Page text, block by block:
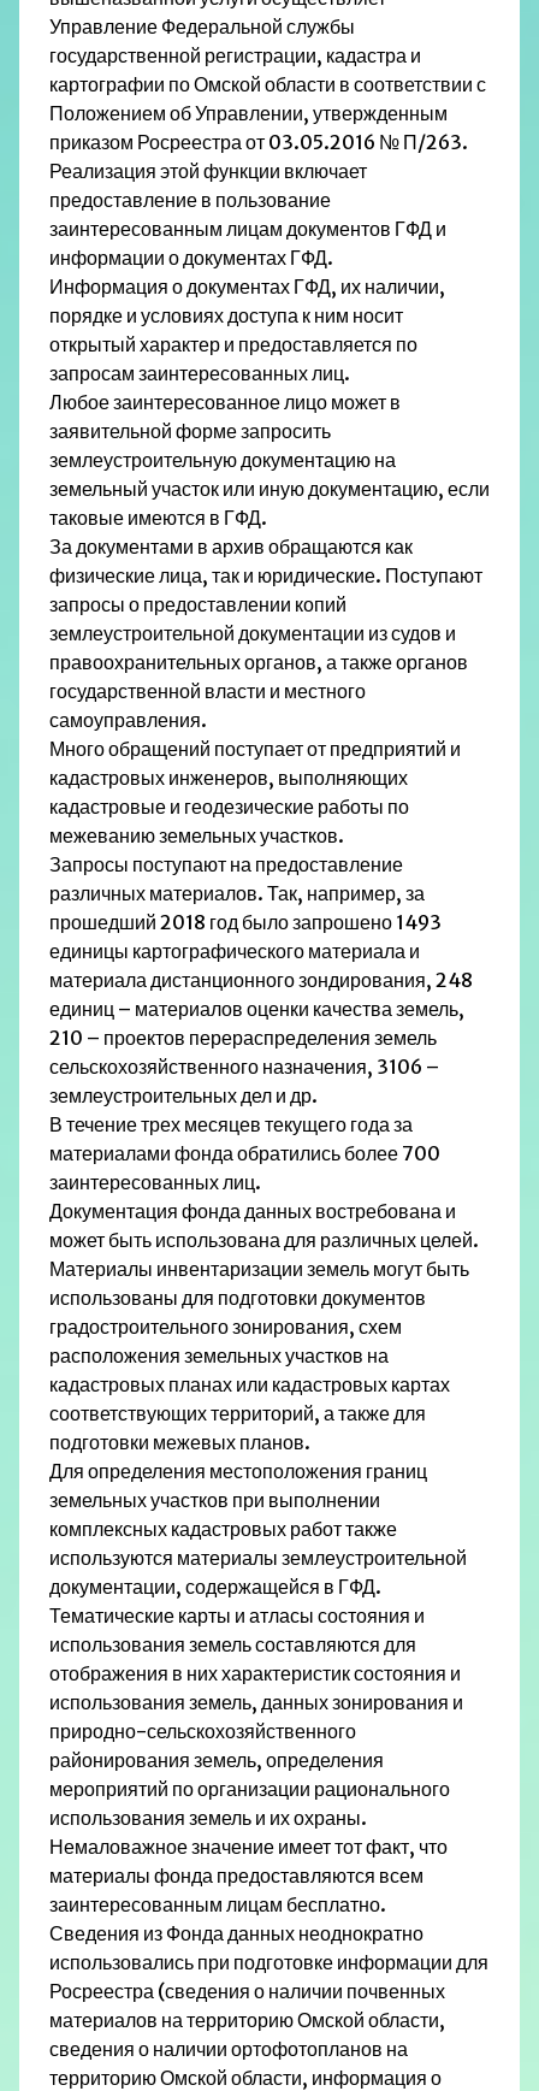
Управление Федеральной службы
государственной регистрации, кадастра и
картографии по Омской области в соответствии с
Положением об Управлении, утвержденным
приказом Росреестра от 03.05.2016 № П/263.
Реализация этой функции включает
предоставление в пользование
заинтересованным лицам документов ГФД и
информации о документах ГФД.
Информация о документах ГФД, их наличии,
порядке и условиях доступа к ним носит
открытый характер и предоставляется по
запросам заинтересованных лиц.
Любое заинтересованное лицо может в
заявительной форме запросить
землеустроительную документацию на
земельный участок или иную документацию, если
таковые имеются в ГФД.
За документами в архив обращаются как
физические лица, так и юридические. Поступают
запросы о предоставлении копий
землеустроительной документации из судов и
правоохранительных органов, а также органов
государственной власти и местного
самоуправления.
Много обращений поступает от предприятий и
кадастровых инженеров, выполняющих
кадастровые и геодезические работы по
межеванию земельных участков.
Запросы поступают на предоставление
различных материалов. Так, например, за
прошедший 2018 год было запрошено 1493
единицы картографического материала и
материала дистанционного зондирования, 248
единиц – материалов оценки качества земель,
210 – проектов перераспределения земель
сельскохозяйственного назначения, 3106 –
землеустроительных дел и др.
В течение трех месяцев текущего года за
материалами фонда обратились более 700
заинтересованных лиц.
Документация фонда данных востребована и
может быть использована для различных целей.
Материалы инвентаризации земель могут быть
использованы для подготовки документов
градостроительного зонирования, схем
расположения земельных участков на
кадастровых планах или кадастровых картах
соответствующих территорий, а также для
подготовки межевых планов.
Для определения местоположения границ
земельных участков при выполнении
комплексных кадастровых работ также
используются материалы землеустроительной
документации, содержащейся в ГФД.
Тематические карты и атласы состояния и
использования земель составляются для
отображения в них характеристик состояния и
использования земель, данных зонирования и
природно-сельскохозяйственного
районирования земель, определения
мероприятий по организации рационального
использования земель и их охраны.
Немаловажное значение имеет тот факт, что
материалы фонда предоставляются всем
заинтересованным лицам бесплатно.
Сведения из Фонда данных неоднократно
использовались при подготовке информации для
Росреестра (сведения о наличии почвенных
материалов на территорию Омской области,
сведения о наличии ортофотопланов на
территорию Омской области, информация о